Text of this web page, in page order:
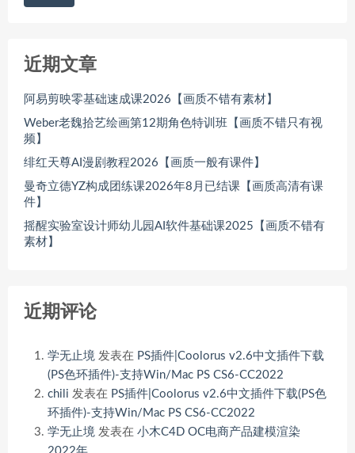
近期文章
阿易剪映零基础速成课2026【画质不错有素材】
Weber老魏拾艺绘画第12期角色特训班【画质不错只有视
频】
绯红天尊AI漫剧教程2026【画质一般有课件】
曼奇立德YZ构成团练课2026年8月已结课【画质高清有课
件】
摇醒实验室设计师幼儿园AI软件基础课2025【画质不错有
素材】
近期评论
学无止境 发表在 PS插件|Coolorus v2.6中文插件下载
(PS色环插件)-支持Win/Mac PS CS6-CC2022
chili 发表在 PS插件|Coolorus v2.6中文插件下载(PS色
环插件)-支持Win/Mac PS CS6-CC2022
学无止境 发表在 小木C4D OC电商产品建模渲染